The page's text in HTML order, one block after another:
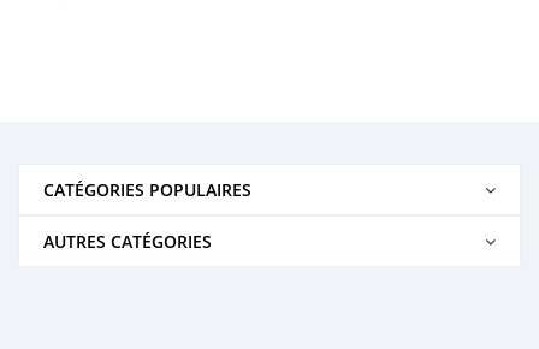
CATÉGORIES POPULAIRES
AUTRES CATÉGORIES